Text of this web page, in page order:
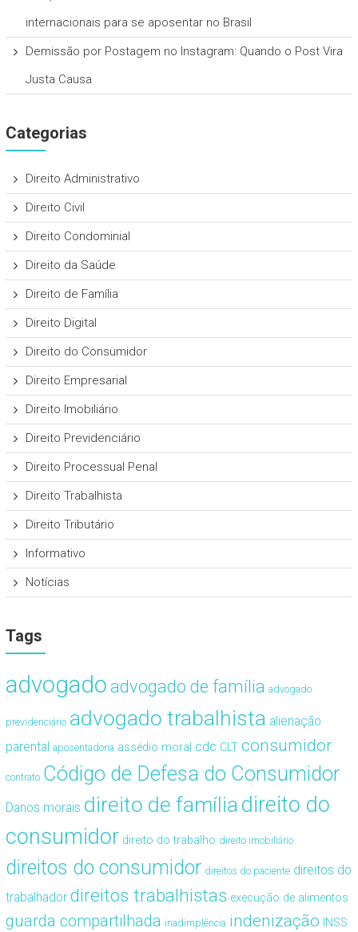
internacionais para se aposentar no Brasil
Demissão por Postagem no Instagram: Quando o Post Vira
Justa Causa
Categorias
Direito Administrativo
Direito Civil
Direito Condominial
Direito da Saúde
Direito de Família
Direito Digital
Direito do Consumidor
Direito Empresarial
Direito Imobiliário
Direito Previdenciário
Direito Processual Penal
Direito Trabalhista
Direito Tributário
Informativo
Notícias
Tags
advogado advogado de família advogado
previdenciário advogado trabalhista alienação
parental aposentadoria assédio moral cdc CLT consumidor
contrato Código de Defesa do Consumidor
Danos morais direito de famíliadireito do
consumidor direito do trabalho direito imobiliário
direitos do consumidor direitos do paciente direitos do
trabalhador direitos trabalhistas execução de alimentos
guarda compartilhada inadimplência indenização INSS